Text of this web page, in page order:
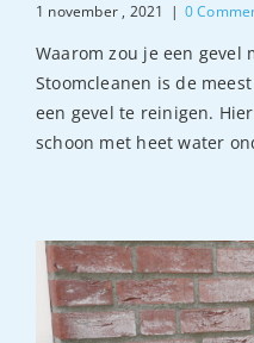
1 november , 2021 | 0
Waarom zou je een gevel
Stoomcleanen is de
een gevel te reinigen.
schoon met heet water